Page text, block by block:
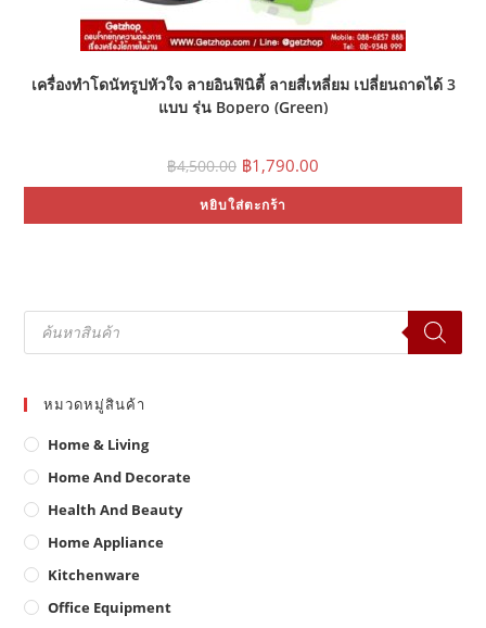
เครื่องทำโดนัทรูปหัวใจ ลายอินฟินิตี้ ลายสี่เหลี่ยม เปลี่ยนถาดได้ 3
แบบ รุ่น Bopero (Green)
฿4,500.00 Original
price
was:
฿4,500.00.
฿1,790.00
is:
หยิบใส่ตะกร้า
Products
search
หมวดหมู่สินค้า
Home & Living
Home And Decorate
Health And Beauty
Home Appliance
Kitchenware
Office Equipment